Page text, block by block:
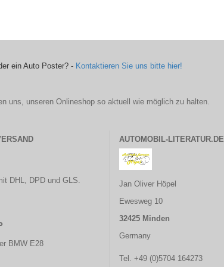
ein Auto Poster? - Kontaktieren Sie uns bitte hier!
uns, unseren Onlineshop so aktuell wie möglich zu halten.
DHL, DPD und GLS.
BMW E28
AUTOMOBIL-LITERATUR.DE
Jan Oliver Höpel
Ewesweg 10
32425 Minden
Germany
Tel. +49 (0)5704 164273